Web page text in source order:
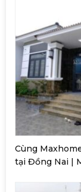
Cùng
tại Đồng Nai |